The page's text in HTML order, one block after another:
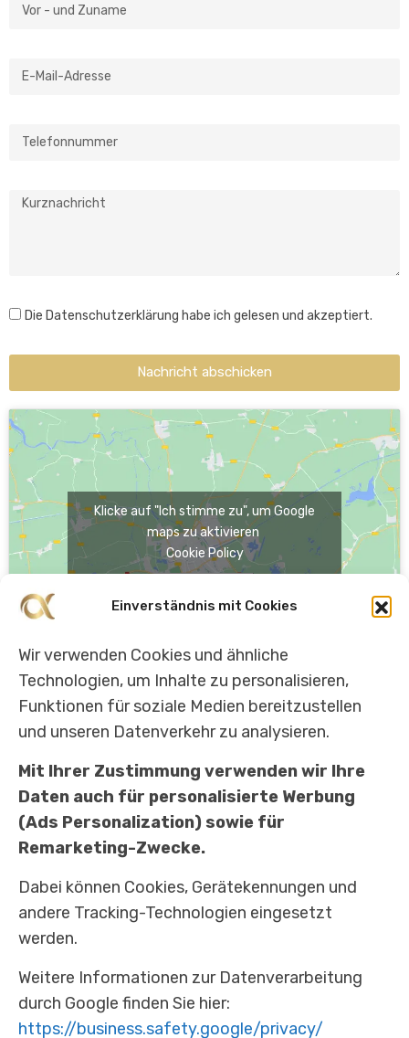
Einverständnis mit Cookies
Wir verwenden Cookies und ähnliche
Technologien, um Inhalte zu personalisieren,
Funktionen für soziale Medien bereitzustellen
und unseren Datenverkehr zu analysieren.
Mit Ihrer Zustimmung verwenden wir Ihre
Daten auch für personalisierte Werbung
(Ads Personalization) sowie für
Remarketing-Zwecke.
Dabei können Cookies, Gerätekennungen und
andere Tracking-Technologien eingesetzt
werden.
Weitere Informationen zur Datenverarbeitung
durch Google finden Sie hier:
https://business.safety.google/privacy/
Die Datenschutzerklärung habe ich gelesen und akzeptiert.
Nachricht abschicken
Klicke auf "Ich stimme zu", um Google
maps zu aktivieren
Cookie Policy
0174 44 777 33
info@alphaaessthetics.de
Georgstraße 38, 30159 Hannover
Mo - Sa: 08:30 - 17-30 Uhr